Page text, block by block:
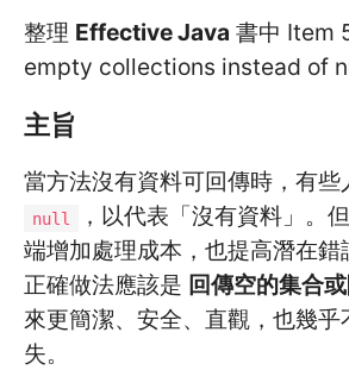
整理 Effective Java 書中 Item
empty collections instead of
主旨
當方法沒有資料可回傳時，有些
null
，以代表「沒有資料」。
端增加處理成本，也提高潛在錯
正確做法應該是 回傳空的集合
來更簡潔、安全、直觀，也幾乎
失。